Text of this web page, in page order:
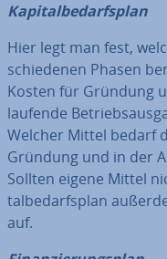
Ka­pi­tal­be­darfs­plan
Hier legt man fest,
schie­de­nen Phasen
Kosten für Gründung
laufende
Welcher Mittel bedarf
Gründung und in der
Sollten eigene Mittel
tal­be­darfs­plan
auf.